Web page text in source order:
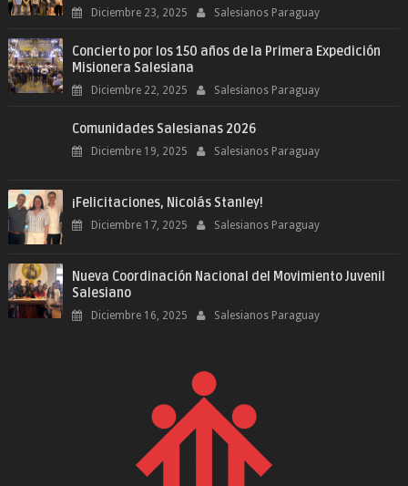
Diciembre 23, 2025 Salesianos Paraguay
Concierto por los 150 años de la Primera Expedición
Misionera Salesiana
Diciembre 22, 2025 Salesianos Paraguay
Comunidades Salesianas 2026
Diciembre 19, 2025 Salesianos Paraguay
¡Felicitaciones, Nicolás Stanley!
Diciembre 17, 2025 Salesianos Paraguay
Nueva Coordinación Nacional del Movimiento Juvenil
Salesiano
Diciembre 16, 2025 Salesianos Paraguay